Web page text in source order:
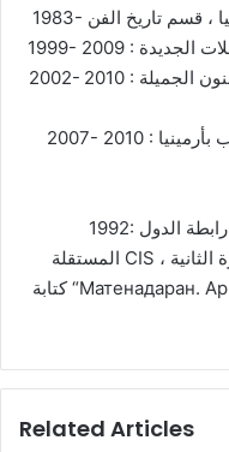
2002- 2010 : عضو فى لجنة جوائز الدولة بأرمينيا ( الفنون الجميلة
1992: موسكو ، أفضل كتاب فى مسابقة بلدان رابطة الدول
المستقلة CIS ، الجائزة الثانية ( مشاركة مع V. Ghazarian ) عن
كتابة “Матенадаран. Армянская рукописная книга VI-XIV
Related Articles